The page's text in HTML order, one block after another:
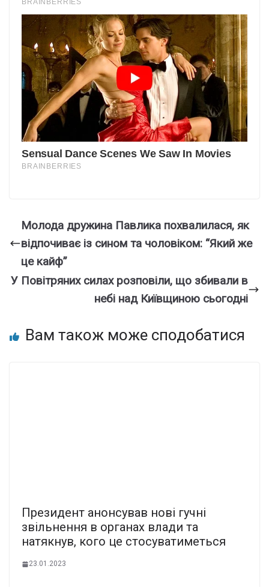
Молода дружина Павлика похвалилася, як
відпочиває із сином та чоловіком: “Який же
це кайф”
У Повітряних силах розповіли, що збивали в
небі над Київщиною сьогодні
Вам також може сподобатися
Президент анонсував нові гучні
звільнення в оpганах влади та
натякнув, кого це стосуватиметься
23.01.2023